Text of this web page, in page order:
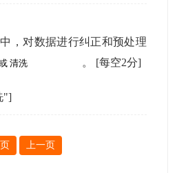
，对数据进行纠正和预处理
。 [每空2分]
"]
上一页